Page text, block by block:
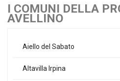
I COMUNI DELLA
AVELLINO
Aiello del Sabato
Altavilla Irpina